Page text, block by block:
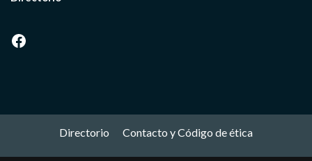
Facebook
Directorio Contacto y Código de ética